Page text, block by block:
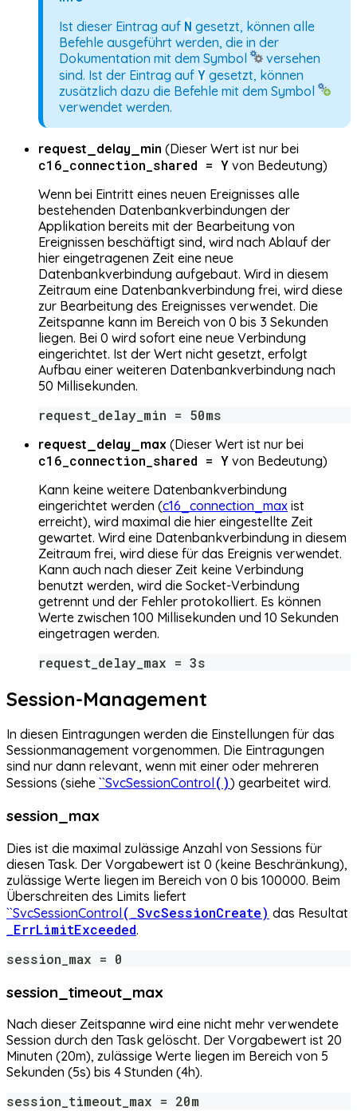
Ist dieser Eintrag auf N gesetzt, können alle
Befehle ausgeführt werden, die in der
Dokumentation mit dem Symbol
versehen
sind. Ist der Eintrag auf Y gesetzt, können
zusätzlich dazu die Befehle mit dem Symbol
verwendet werden.
request_delay_min (Dieser Wert ist nur bei
c16_connection_shared = Y von Bedeutung)
Wenn bei Eintritt eines neuen Ereignisses alle
bestehenden Datenbankverbindungen der
Applikation bereits mit der Bearbeitung von
Ereignissen beschäftigt sind, wird nach Ablauf der
hier eingetragenen Zeit eine neue
Datenbankverbindung aufgebaut. Wird in diesem
Zeitraum eine Datenbankverbindung frei, wird diese
zur Bearbeitung des Ereignisses verwendet. Die
Zeitspanne kann im Bereich von 0 bis 3 Sekunden
liegen. Bei 0 wird sofort eine neue Verbindung
eingerichtet. Ist der Wert nicht gesetzt, erfolgt
Aufbau einer weiteren Datenbankverbindung nach
50 Millisekunden.
request_delay_min = 50ms
request_delay_max (Dieser Wert ist nur bei
c16_connection_shared = Y von Bedeutung)
Kann keine weitere Datenbankverbindung
eingerichtet werden (c16_connection_max ist
erreicht), wird maximal die hier eingestellte Zeit
gewartet. Wird eine Datenbankverbindung in diesem
Zeitraum frei, wird diese für das Ereignis verwendet.
Kann auch nach dieser Zeit keine Verbindung
benutzt werden, wird die Socket-Verbindung
getrennt und der Fehler protokolliert. Es können
Werte zwischen 100 Millisekunden und 10 Sekunden
eingetragen werden.
request_delay_max = 3s
Session-Management
In diesen Eintragungen werden die Einstellungen für das
Sessionmanagement vorgenommen. Die Eintragungen
sind nur dann relevant, wenn mit einer oder mehreren
Sessions (siehe ``SvcSessionControl ()) gearbeitet wird.
session_max
Dies ist die maximal zulässige Anzahl von Sessions für
diesen Task. Der Vorgabewert ist 0 (keine Beschränkung),
zulässige Werte liegen im Bereich von 0 bis 100000. Beim
Überschreiten des Limits liefert
``SvcSessionControl (_SvcSessionCreate) das Resultat
_ErrLimitExceeded.
session_max = 0
session_timeout_max
Nach dieser Zeitspanne wird eine nicht mehr verwendete
Session durch den Task gelöscht. Der Vorgabewert ist 20
Minuten (20m), zulässige Werte liegen im Bereich von 5
Sekunden (5s) bis 4 Stunden (4h).
session_timeout_max = 20m